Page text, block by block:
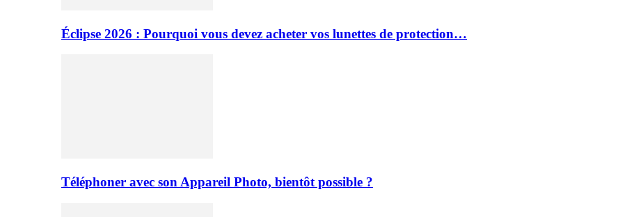
Éclipse 2026 : Pourquoi vous devez acheter vos lunettes de protection…
Téléphoner avec son Appareil Photo, bientôt possible ?